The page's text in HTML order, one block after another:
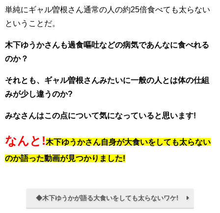
単純にギャル曽根さん通常の人の約25倍食べても太らない
ということだ。
木下ゆうかさんも過食嘔吐などの病気であんなに食べれる
のか？
それとも、ギャル曽根さんみたいに一般の人とは体の仕組
みが少し違うのか?
みなさんはこの点について気になっていると思います!
なんと!木下ゆうかさん自身が大食いをしても太らない
のか語った動画が見つかりました!
◆木下ゆうかが語る大食いをしても太らないワケ!